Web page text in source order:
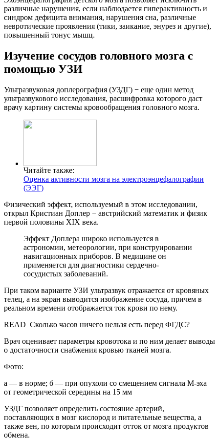
различные нарушения, если наблюдается гиперактивность и
синдром дефицита внимания, нарушения сна, различные
невротические проявления (тики, заикание, энурез и другие),
повышенный тонус мышц.
Изучение сосудов головного мозга с
помощью УЗИ
Ультразвуковая доплерография (УЗДГ) − еще один метод
ультразвукового исследования, расшифровка которого даст
врачу картину системы кровообращения головного мозга.
Читайте также:
Оценка активности мозга на электроэнцефалографии
(ЭЭГ)
Физический эффект, используемый в этом исследовании,
открыл Кристиан Доплер − австрийский математик и физик
первой половины XIX века.
Эффект Доплера широко используется в
астрономии, метеорологии, при конструировании
навигационных приборов. В медицине он
применяется для диагностики сердечно-
сосудистых заболеваний.
При таком варианте УЗИ ультразвук отражается от кровяных
телец, а на экран выводится изображение сосуда, причем в
реальном времени отображается ток крови по нему.
READ Сколько часов ничего нельзя есть перед ФГДС?
Врач оценивает параметры кровотока и по ним делает выводы
о достаточности снабжения кровью тканей мозга.
Фото:
а — в норме; б — при опухоли со смещением сигнала М-эха
от геометрической середины на 15 мм
УЗДГ позволяет определить состояние артерий,
поставляющих в мозг кислород и питательные вещества, а
также вен, по которым происходит отток от мозга продуктов
обмена.